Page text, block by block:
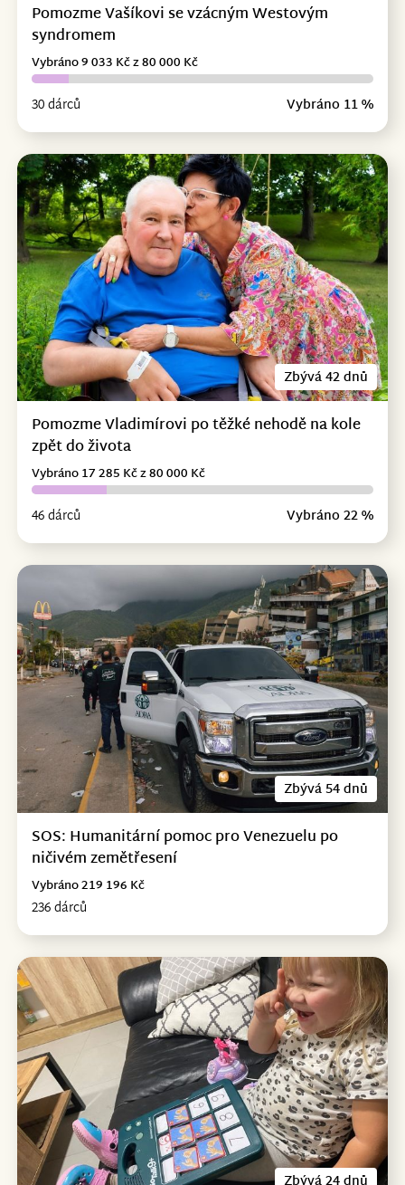
Pomozme Vašíkovi se vzácným Westovým
syndromem
30 dárců Vybráno 11 %
Vybráno 9 033 Kč z 80 000 Kč
Zbývá 42 dnů
Pomozme Vladimírovi po těžké nehodě na kole
zpět do života
46 dárců Vybráno 22 %
Vybráno 17 285 Kč z 80 000 Kč
Zbývá 54 dnů
SOS: Humanitární pomoc pro Venezuelu po
ničivém zemětřesení
236 dárců
Vybráno 219 196 Kč